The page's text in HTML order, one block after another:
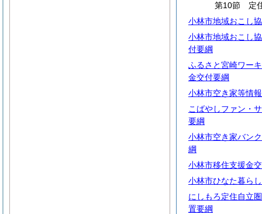
第10節 定
小林市地域おこし
小林市地域おこし
付要綱
ふるさと宮崎ワー
金交付要綱
小林市空き家等情
こばやしファン・
要綱
小林市空き家バン
綱
小林市移住支援金
小林市ひなた暮ら
にしもろ定住自立
置要綱